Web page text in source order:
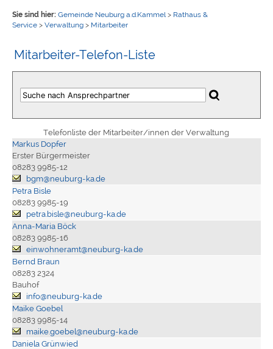
Sie sind hier: Gemeinde Neuburg a.d.Kammel > Rathaus &
Service> Verwaltung> Mitarbeiter
Mitarbeiter-Telefon-Liste
Telefonliste der Mitarbeiter/innen der Verwaltung
Markus Dopfer
Erster Bürgermeister
08283 9985-12
bgm@neuburg-ka.de
Petra Bisle
08283 9985-19
petra.bisle@neuburg-ka.de
Anna-Maria Böck
08283 9985-16
einwohneramt@neuburg-ka.de
Bernd Braun
08283 2324
Bauhof
info@neuburg-ka.de
Maike Goebel
08283 9985-14
maike.goebel@neuburg-ka.de
Daniela Grünwied